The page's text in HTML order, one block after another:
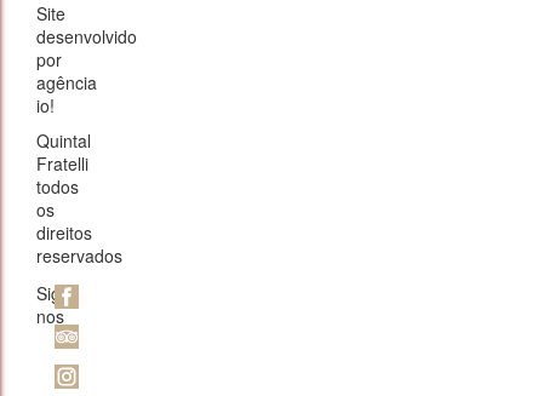
Site
desenvolvido
por
agência
io!
Quintal
Fratelli
todos
os
direitos
reservados
Siga-
nos